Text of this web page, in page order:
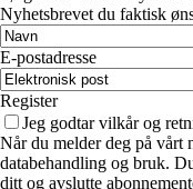
Nyhetsbrevet du faktisk
E-postadresse
Register
Jeg godtar vilkår og
Når du melder deg på vårt
databehandling og bruk.
ditt og avslutte